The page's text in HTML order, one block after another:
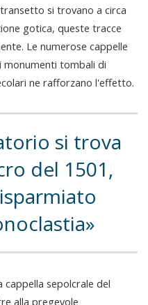
si trovano a circa
gotica, queste tracce
Le numerose cappelle
monumenti tombali di
ne rafforzano l'effetto.
si trova
del 1501,
cappella sepolcrale del
alla pregevole